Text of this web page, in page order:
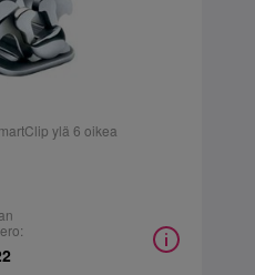
ylä 6 oikea